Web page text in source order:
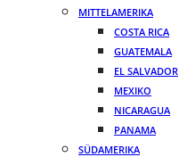
MITTELAMERIKA
COSTA RICA
GUATEMALA
EL SALVADOR
MEXIKO
NICARAGUA
PANAMA
SÜDAMERIKA